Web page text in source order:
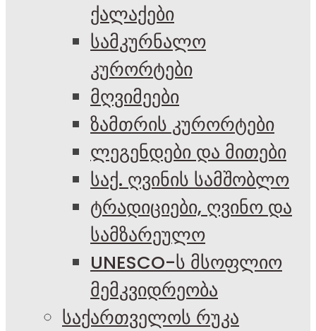
ქალაქები
სამკურნალო
კურორტები
მღვიმეები
ზამთრის კურორტები
ლეგენდები და მითები
საქ. ღვინის სამშობლო
ტრადიციები, ღვინო და
სამზარეულო
UNESCO-ს მსოფლიო
მემკვიდრეობა
საქართველოს რუკა